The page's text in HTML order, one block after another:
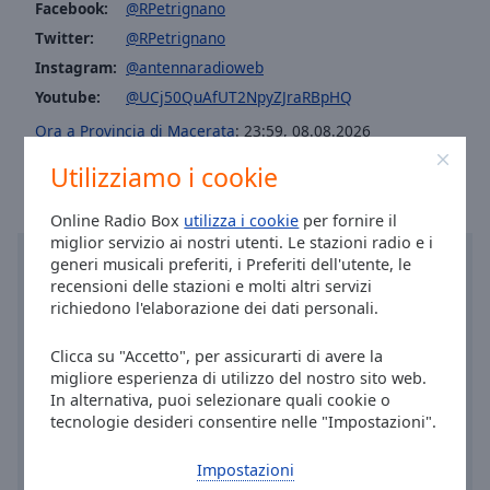
Utilizziamo i cookie
Online Radio Box utilizza i cookie per fornire il
miglior servizio ai nostri utenti. Le stazioni radio e i
generi musicali preferiti, i Preferiti dell'utente, le
recensioni delle stazioni e molti altri servizi
richiedono l'elaborazione dei dati personali.
Clicca su "Accetto", per assicurarti di avere la
migliore esperienza di utilizzo del nostro sito web.
In alternativa, puoi selezionare quali cookie o
tecnologie desideri consentire nelle "Impostazioni".
Impostazioni
Area
Background
Color
Opacity
Family
Facebook:
@RPetrignano
Twitter:
@RPetrignano
Instagram: @antennaradioweb
Youtube:
@UCj50QuAfUT2NpyZJraRBpHQ
Ora a Provincia di Macerata: 23:59, 08.08.2026